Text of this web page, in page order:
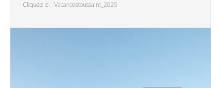
Cliquez ici : Vacancestoussaint_2025